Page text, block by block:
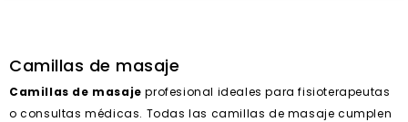
Camillas de masaje
Camillas de masaje profesional ideales para fisioterapeutas
o consultas médicas. Todas las camillas de masaje cumplen